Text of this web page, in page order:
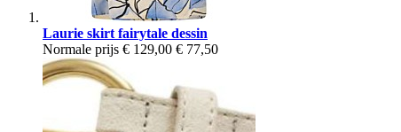
Laurie skirt fairytale dessin
Normale prijs € 129,00 € 77,50